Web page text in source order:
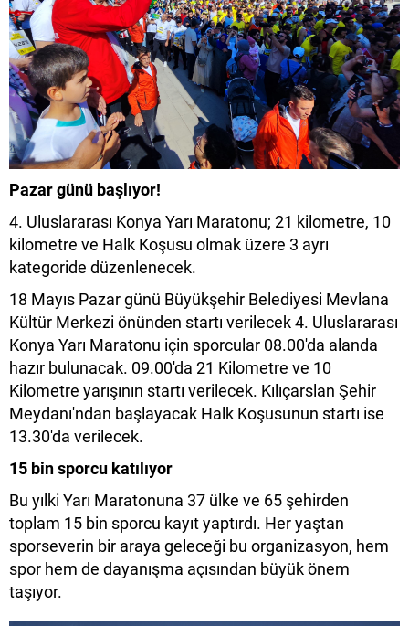
Pazar günü başlıyor!
4. Uluslararası Konya Yarı Maratonu; 21 kilometre, 10
kilometre ve Halk Koşusu olmak üzere 3 ayrı
kategoride düzenlenecek.
18 Mayıs Pazar günü Büyükşehir Belediyesi Mevlana
Kültür Merkezi önünden startı verilecek 4. Uluslararası
Konya Yarı Maratonu için sporcular 08.00'da alanda
hazır bulunacak. 09.00'da 21 Kilometre ve 10
Kilometre yarışının startı verilecek. Kılıçarslan Şehir
Meydanı'ndan başlayacak Halk Koşusunun startı ise
13.30'da verilecek.
15 bin sporcu katılıyor
Bu yılki Yarı Maratonuna 37 ülke ve 65 şehirden
toplam 15 bin sporcu kayıt yaptırdı. Her yaştan
sporseverin bir araya geleceği bu organizasyon, hem
spor hem de dayanışma açısından büyük önem
taşıyor.